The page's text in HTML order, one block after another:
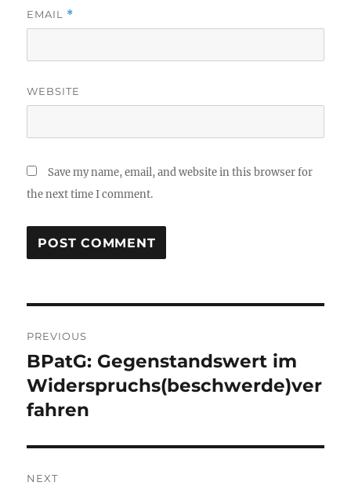
EMAIL *
WEBSITE
Save my name, email, and website in this browser for
the next time I comment.
navigation
PREVIOUS
Previous
post:
BPatG: Gegenstandswert im
Widerspruchs(beschwerde)ver
fahren
NEXT